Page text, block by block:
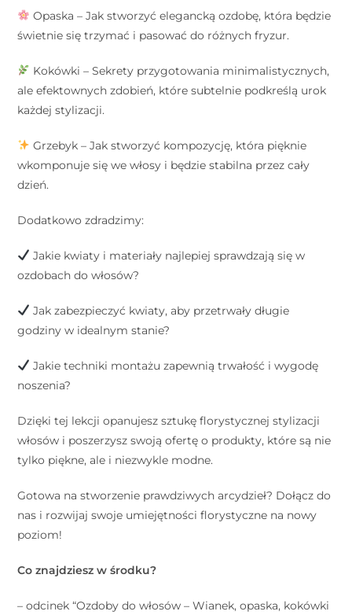
Opaska – Jak stworzyć elegancką ozdobę, która będzie
świetnie się trzymać i pasować do różnych fryzur.
Kokówki – Sekrety przygotowania minimalistycznych,
ale efektownych zdobień, które subtelnie podkreślą urok
każdej stylizacji.
Grzebyk – Jak stworzyć kompozycję, która pięknie
wkomponuje się we włosy i będzie stabilna przez cały
dzień.
Dodatkowo zdradzimy:
Jakie kwiaty i materiały najlepiej sprawdzają się w
ozdobach do włosów?
Jak zabezpieczyć kwiaty, aby przetrwały długie
godziny w idealnym stanie?
Jakie techniki montażu zapewnią trwałość i wygodę
noszenia?
Dzięki tej lekcji opanujesz sztukę florystycznej stylizacji
włosów i poszerzysz swoją ofertę o produkty, które są nie
tylko piękne, ale i niezwykle modne.
Gotowa na stworzenie prawdziwych arcydzieł? Dołącz do
nas i rozwijaj swoje umiejętności florystyczne na nowy
poziom!
Co znajdziesz w środku?
– odcinek “Ozdoby do włosów – Wianek, opaska, kokówki